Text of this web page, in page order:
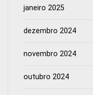
janeiro 2025
dezembro 2024
novembro 2024
outubro 2024